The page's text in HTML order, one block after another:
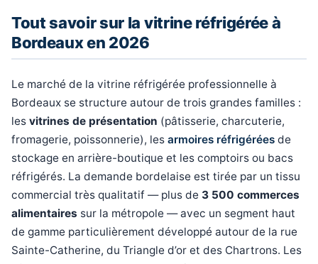
Tout savoir sur la vitrine réfrigérée à
Bordeaux en 2026
Le marché de la vitrine réfrigérée professionnelle à
Bordeaux se structure autour de trois grandes familles :
les vitrines de présentation (pâtisserie, charcuterie,
fromagerie, poissonnerie), les armoires réfrigérées de
stockage en arrière-boutique et les comptoirs ou bacs
réfrigérés. La demande bordelaise est tirée par un tissu
commercial très qualitatif — plus de 3 500 commerces
alimentaires sur la métropole — avec un segment haut
de gamme particulièrement développé autour de la rue
Sainte-Catherine, du Triangle d’or et des Chartrons. Les